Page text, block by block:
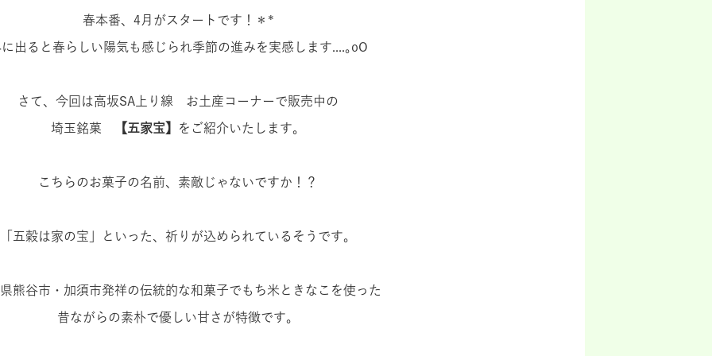
春本番、 4月がスタートです！＊ *
出ると春らしい陽気も感じられ季節の進みを実感します....｡ oO
さて、今回は高坂SA 上り線 お土産コーナーで販売中の
埼玉銘菓 【五家宝】 をご紹介いたします。
こちらのお菓子の名前、素敵じゃないですか！？
「五穀は家の宝」といった、祈りが込められているそうです。
熊谷市・加須市発祥の伝統的な和菓子でもち米ときなこを使った
昔ながらの素朴で優しい甘さが特徴です。